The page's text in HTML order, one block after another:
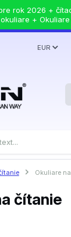
rok 2026 +
+
EUR
Okuliare
čítanie